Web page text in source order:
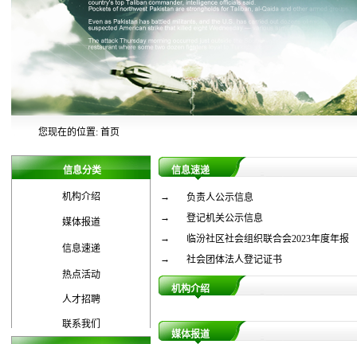
您现在的位置: 首页
信息分类
机构介绍
媒体报道
信息速递
热点活动
人才招聘
联系我们
信息速递
→
负责人公示信息
→
登记机关公示信息
→
临汾社区社会组织联合会2023年度年报
→
社会团体法人登记证书
机构介绍
媒体报道